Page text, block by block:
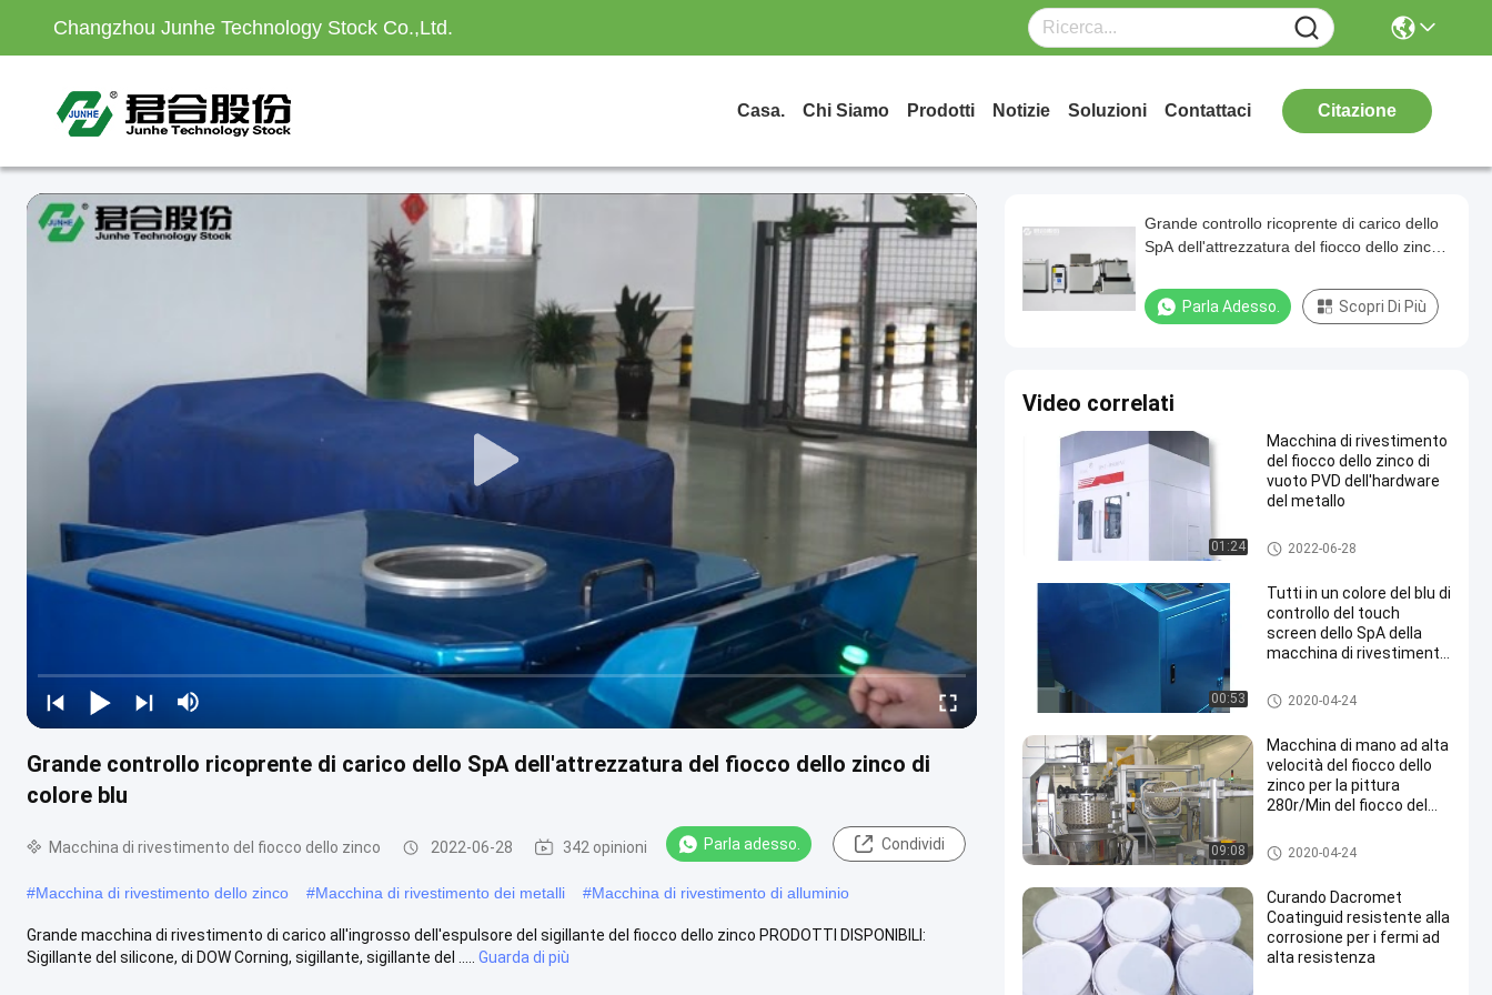
Changzhou Junhe Technology Stock Co.,Ltd.
Casa. Chi Siamo Prodotti Notizie Soluzioni Contattaci Citazione
Grande controllo ricoprente di carico dello SpA dell'attrezzatura del fiocco dello zinco di
colore blu
Macchina di rivestimento del fiocco dello zinco 2022-06-28 342 opinioni Parla adesso. Condividi
#Macchina di rivestimento dello zinco #Macchina di rivestimento dei metalli #Macchina di rivestimento di alluminio
Grande macchina di rivestimento di carico all'ingrosso dell'espulsore del sigillante del fiocco dello zinco PRODOTTI DISPONIBILI:
Sigillante del silicone, di DOW Corning, sigillante, sigillante del .....
Guarda di più
Grande controllo ricoprente di carico dello
SpA dell'attrezzatura del fiocco dello zinco
Parla Adesso. Scopri Di Più
Video correlati
01:24
Macchina di rivestimento
del fiocco dello zinco di
vuoto PVD dell'hardware
del metallo
Macchina di rivestimento del fi
occo dello zinco
2022-06-28
00:53
Tutti in un colore del blu di
controllo del touch
screen dello SpA della
macchina di rivestimento
Macchina di rivestimento del fi
occo dello zinco
2020-04-24
09:08
Macchina di mano ad alta
velocità del fiocco dello
zinco per la pittura
280r/Min del fiocco del
Macchina di rivestimento del fi
occo dello zinco
2020-04-24
Curando Dacromet
Coatinguid resistente alla
corrosione per i fermi ad
alta resistenza